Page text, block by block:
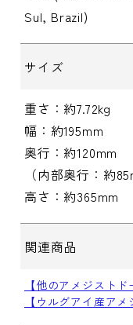
Sul, Brazil)
サイズ
重さ：約7.72kg
幅：約195mm
奥行：約120mm
（内部奥行：約
高さ：約365mm
関連商品
【他のアメジスト
【ウルグアイ産ア